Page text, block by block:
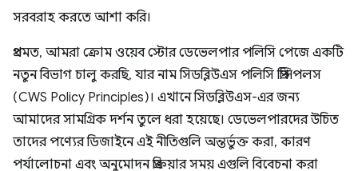
সরবরাহ করতে আশা করি।
প্রথমত, আমরা ক্রোম ওয়েব স্টোর ডেভেলপার পলিসি পেজে একটি
নতুন বিভাগ চালু করছি, যার নাম সিডব্লিউএস পলিসি প্রিন্সিপলস
(CWS Policy Principles)। এখানে সিডব্লিউএস-এর জন্য
আমাদের সামগ্রিক দর্শন তুলে ধরা হয়েছে। ডেভেলপারদের উচিত
তাদের পণ্যের ডিজাইনে এই নীতিগুলি অন্তর্ভুক্ত করা, কারণ
পর্যালোচনা এবং অনুমোদন প্রক্রিয়ার সময় এগুলি বিবেচনা করা